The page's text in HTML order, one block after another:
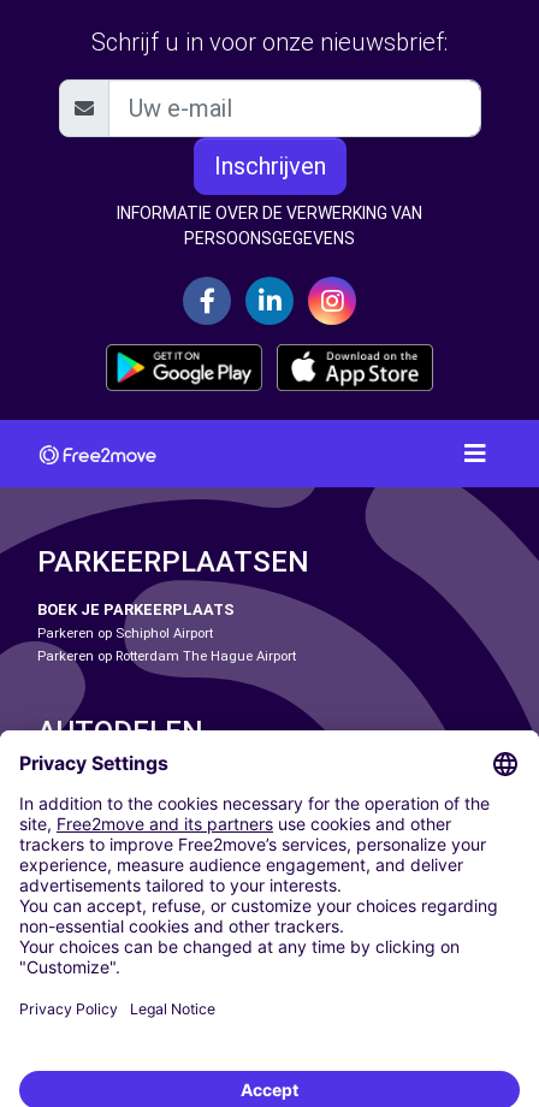
Schrijf u in voor onze nieuwsbrief:
Inschrijven
INFORMATIE OVER DE VERWERKING VAN
PERSOONSGEGEVENS
PARKEERPLAATSEN
BOEK JE PARKEERPLAATS
Parkeren op Schiphol Airport
Parkeren op Rotterdam The Hague Airport
AUTODELEN
ONZE STEDEN
Paris
Madrid
Washington DC
Milaan
Rome
Turijn
Wenen
Berlijn
Düsseldorf